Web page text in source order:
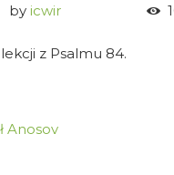
by icwir
z Psalmu 84.
Anosov